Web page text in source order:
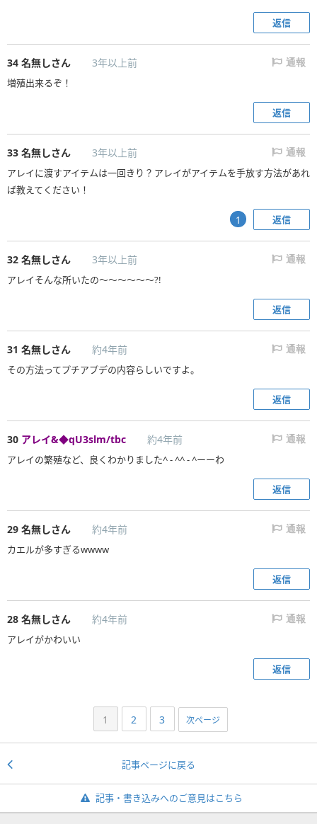
返信
34 名無しさん 3年以上前 通報
増殖出来るぞ！
返信
33 名無しさん 3年以上前 通報
アレイに渡すアイテムは一回きり？アレイがアイテムを手放す方法があれ
ば教えてください！
返信
1
32 名無しさん 3年以上前 通報
アレイそんな所いたの～～～～～～?!
返信
31 名無しさん 約4年前 通報
その方法ってプチアプデの内容らしいですよ。
返信
30 アレイ&◆qU3slm/tbc 約4年前 通報
アレイの繁殖など、良くわかりました^ - ^^ - ^ーーわ
返信
29 名無しさん 約4年前 通報
カエルが多すぎるwwww
返信
28 名無しさん 約4年前 通報
アレイがかわいい
返信
1 2 3 次ページ
記事ページに戻る
記事・書き込みへのご意見はこちら